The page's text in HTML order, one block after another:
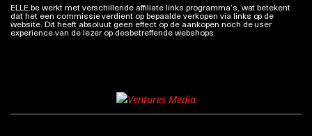
ELLE.be werkt met verschillende affiliate links programma’s, wat betekent
dat het een commissie verdient op bepaalde verkopen via links op de
website. Dit heeft absoluut geen effect op de aankopen noch de user
experience van de lezer op desbetreffende webshops.